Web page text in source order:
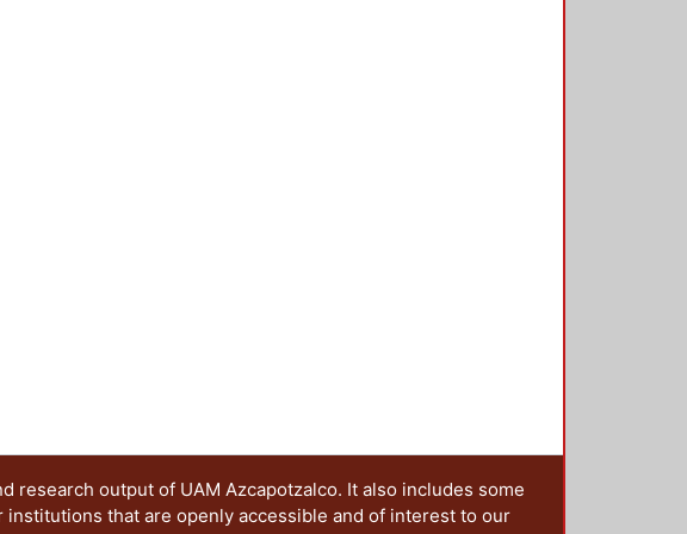
output of UAM Azcapotzalco. It also includes some
that are openly accessible and of interest to our